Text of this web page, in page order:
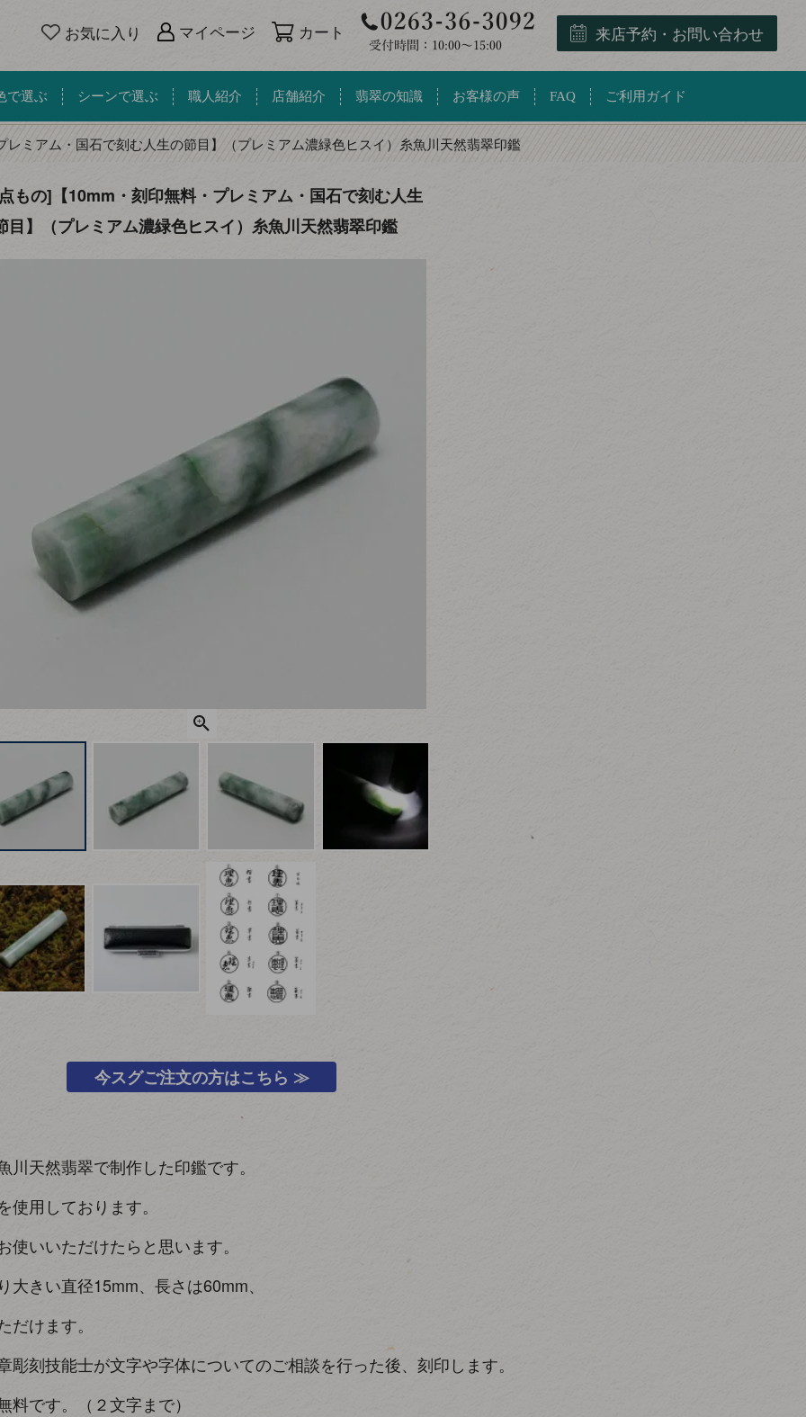
お気に入り マイページ カート 来店予約・お問い合わせ
で選ぶ シーンで選ぶ 職人紹介 店舗紹介 翡翠の知識 お客様の声 FAQ ご利用ガイド
レミアム・国石で刻む人生の節目】（プレミアム濃緑色ヒスイ）糸魚川天然翡翠印鑑
もの]【10mm・刻印無料・プレミアム・国石で刻む人生
目】（プレミアム濃緑色ヒスイ）糸魚川天然翡翠印鑑
今スグご注文の方はこちら ≫
川天然翡翠で制作した印鑑です。
用しております。
使いいただけたらと思います。
大きい直径15mm、長さは60mm、
けます。
彫刻技能士が文字や字体についてのご相談を行った後、刻印します。
料です。（２文字まで）